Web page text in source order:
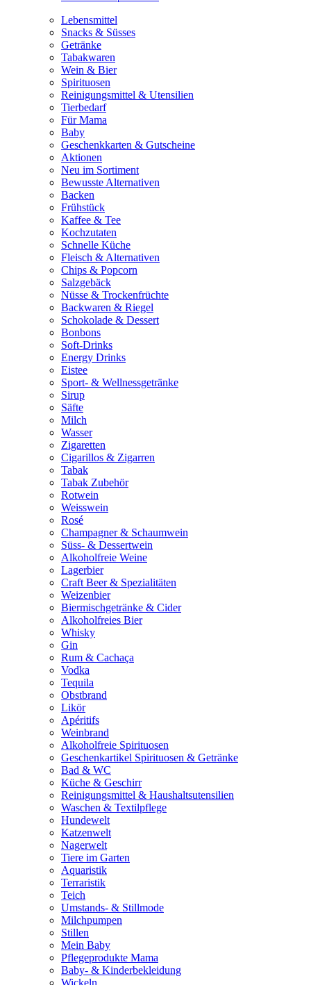
Lebensmittel
Snacks & Süsses
Getränke
Tabakwaren
Wein & Bier
Spirituosen
Reinigungsmittel & Utensilien
Tierbedarf
Für Mama
Baby
Geschenkkarten & Gutscheine
Aktionen
Neu im Sortiment
Bewusste Alternativen
Backen
Frühstück
Kaffee & Tee
Kochzutaten
Schnelle Küche
Fleisch & Alternativen
Chips & Popcorn
Salzgebäck
Nüsse & Trockenfrüchte
Backwaren & Riegel
Schokolade & Dessert
Bonbons
Soft-Drinks
Energy Drinks
Eistee
Sport- & Wellnessgetränke
Sirup
Säfte
Milch
Wasser
Zigaretten
Cigarillos & Zigarren
Tabak
Tabak Zubehör
Rotwein
Weisswein
Rosé
Champagner & Schaumwein
Süss- & Dessertwein
Alkoholfreie Weine
Lagerbier
Craft Beer & Spezialitäten
Weizenbier
Biermischgetränke & Cider
Alkoholfreies Bier
Whisky
Gin
Rum & Cachaça
Vodka
Tequila
Obstbrand
Likör
Apéritifs
Weinbrand
Alkoholfreie Spirituosen
Geschenkartikel Spirituosen & Getränke
Bad & WC
Küche & Geschirr
Reinigungsmittel & Haushaltsutensilien
Waschen & Textilpflege
Hundewelt
Katzenwelt
Nagerwelt
Tiere im Garten
Aquaristik
Terraristik
Teich
Umstands- & Stillmode
Milchpumpen
Stillen
Mein Baby
Pflegeprodukte Mama
Baby- & Kinderbekleidung
Wickeln